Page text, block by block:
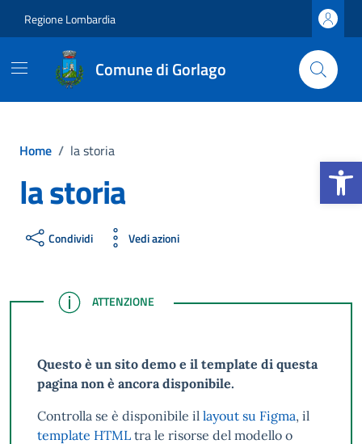
Apri la
Regione Lombardia
Comune di Gorlago
Home / la storia
la storia
Condividi Vedi azioni
ATTENZIONE
ATTENZIONE
Questo è un sito demo e il template di questa
pagina non è ancora disponibile.
Controlla se è disponibile il layout su Figma, il
template HTML tra le risorse del modello o